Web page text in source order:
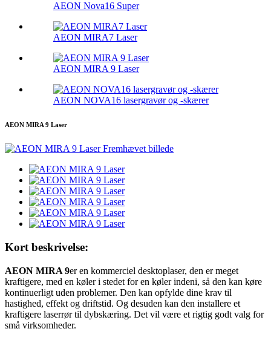
AEON Nova16 Super
AEON MIRA7 Laser
AEON MIRA 9 Laser
AEON NOVA16 lasergravør og -skærer
AEON MIRA 9 Laser
Kort beskrivelse:
AEON MIRA 9er en kommerciel desktoplaser, den er meget
kraftigere, med en køler i stedet for en køler indeni, så den kan køre
kontinuerligt uden problemer. Den kan opfylde dine krav til
hastighed, effekt og driftstid. Og desuden kan den installere et
kraftigere laserrør til dybskæring. Det vil være et rigtig godt valg for
små virksomheder.